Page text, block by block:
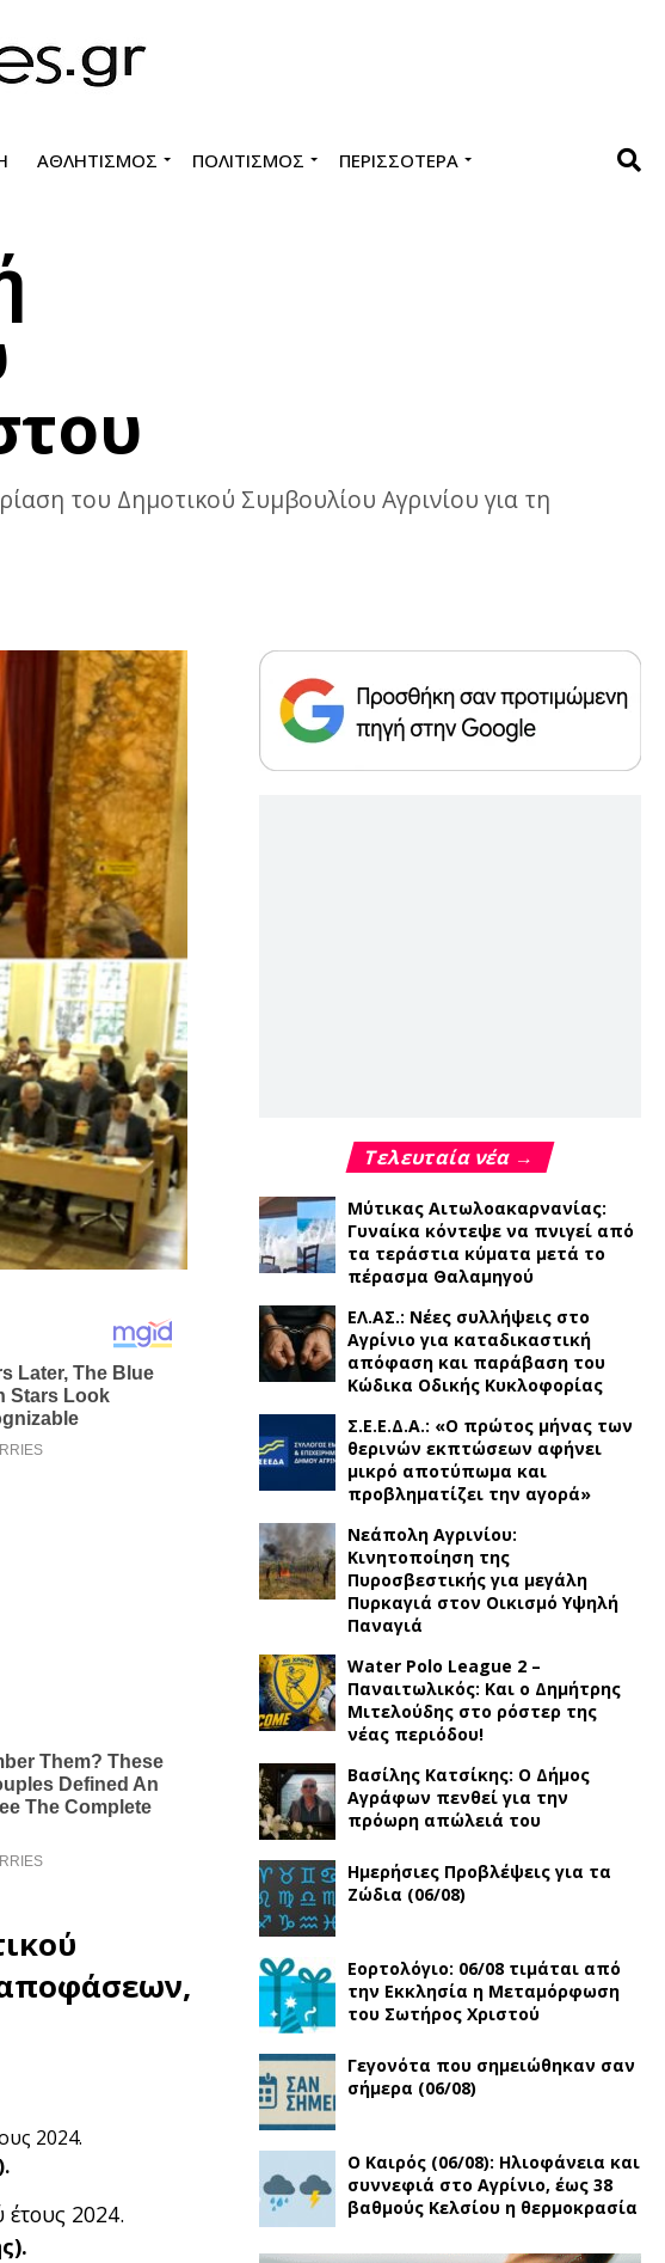
ΑΘΛΗΤΙΣΜΌΣ ΠΟΛΙΤΙΣΜΌΣ ΠΕΡΙΣΣΌΤΕΡΑ
του Δημοτικού Συμβουλίου Αγρινίου για τη
2024.
2024.
Τελευταία νέα →
Μύτικας Αιτωλοακαρνανίας:
Γυναίκα κόντεψε να πνιγεί από
τα τεράστια κύματα μετά το
πέρασμα Θαλαμηγού
ΕΛ.ΑΣ.: Νέες συλλήψεις στο
Αγρίνιο για καταδικαστική
απόφαση και παράβαση του
Κώδικα Οδικής Κυκλοφορίας
Σ.Ε.Ε.Δ.Α.: «Ο πρώτος μήνας των
θερινών εκπτώσεων αφήνει
μικρό αποτύπωμα και
προβληματίζει την αγορά»
Νεάπολη Αγρινίου:
Κινητοποίηση της
Πυροσβεστικής για μεγάλη
Πυρκαγιά στον Οικισμό Υψηλή
Παναγιά
Water Polo League 2 –
Παναιτωλικός: Και ο Δημήτρης
Μιτελούδης στο ρόστερ της
νέας περιόδου!
Βασίλης Κατσίκης: Ο Δήμος
Αγράφων πενθεί για την
πρόωρη απώλειά του
Ημερήσιες Προβλέψεις για τα
Ζώδια (06/08)
Εορτολόγιο: 06/08 τιμάται από
την Εκκλησία η Μεταμόρφωση
του Σωτήρος Χριστού
Γεγονότα που σημειώθηκαν σαν
σήμερα (06/08)
Ο Καιρός (06/08): Ηλιοφάνεια και
συννεφιά στο Αγρίνιο, έως 38
βαθμούς Κελσίου η θερμοκρασία